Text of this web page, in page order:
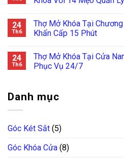
24
Th6
Thợ Mở Khóa Tại
Khẩn Cấp 15 Phút
24
Th6
Thợ Mở Khóa Tại Cửa
Phục Vụ 24/7
Danh mục
Góc Két Sắt (5)
Góc Khóa Cửa (8)